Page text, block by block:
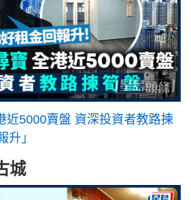
近5000賣盤 資深投資者教路揀
升」
城